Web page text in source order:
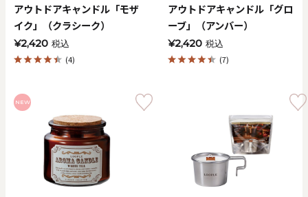
アウトドアキャンドル「モザ
イク」（クラシーク）
¥2,420 税込
(4)
アウトドアキャンドル「グロ
ーブ」（アンバー）
¥2,420 税込
(7)
NEW